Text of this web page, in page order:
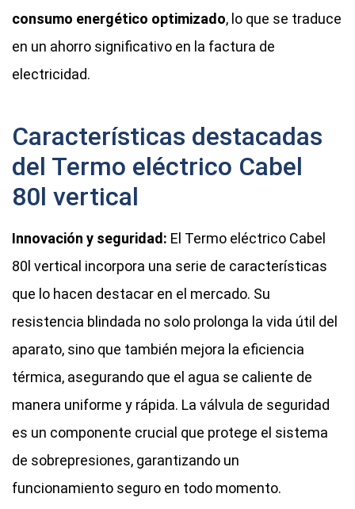
consumo energético optimizado, lo que se traduce
en un ahorro significativo en la factura de
electricidad.
Características destacadas
del Termo eléctrico Cabel
80l vertical
Innovación y seguridad: El Termo eléctrico Cabel
80l vertical incorpora una serie de características
que lo hacen destacar en el mercado. Su
resistencia blindada no solo prolonga la vida útil del
aparato, sino que también mejora la eficiencia
térmica, asegurando que el agua se caliente de
manera uniforme y rápida. La válvula de seguridad
es un componente crucial que protege el sistema
de sobrepresiones, garantizando un
funcionamiento seguro en todo momento.